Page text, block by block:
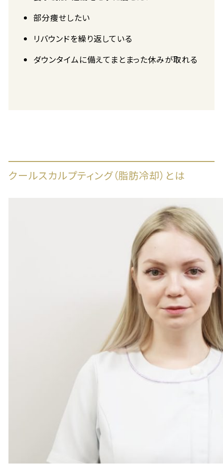
部分痩せしたい
リバウンドを繰り返している
ダウンタイムに備えてまとまった休みが取れる
クールスカルプティング（脂肪冷却）とは